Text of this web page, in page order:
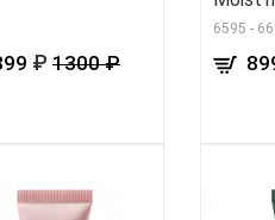
₽ 1300 ₽
6595 -